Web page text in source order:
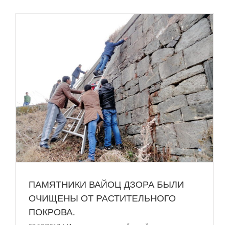
ПАМЯТНИКИ ВАЙОЦ ДЗОРА БЫЛИ
ОЧИЩЕНЫ ОТ РАСТИТЕЛЬНОГО
ПОКРОВА.